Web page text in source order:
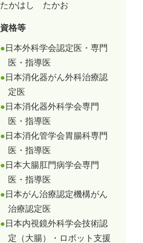
たかはし たかお
資格等
日本外科学会認定医・専門
医・指導医
日本消化器がん外科治療認
定医
日本消化器外科学会専門
医・指導医
日本消化管学会胃腸科専門
医・指導医
日本大腸肛門病学会専門
医・指導医
日本がん治療認定機構がん
治療認定医
日本内視鏡外科学会技術認
定（大腸）・ロボット支援